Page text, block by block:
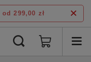
od 299,00 zł